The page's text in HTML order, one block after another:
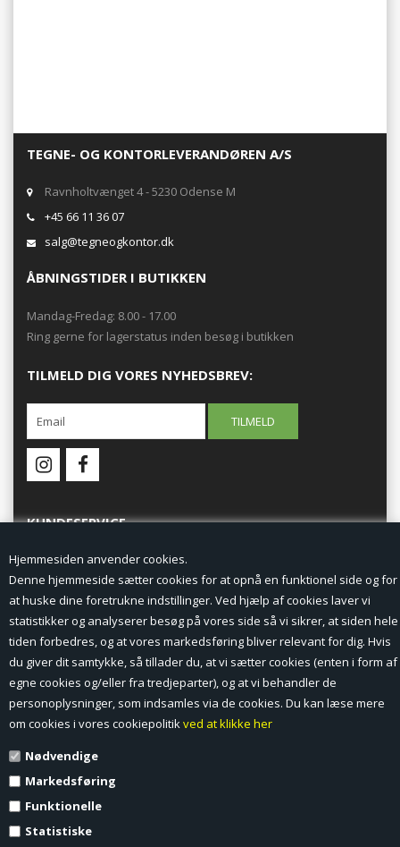
Hjemmesiden anvender cookies.
Denne hjemmeside sætter cookies for at opnå en funktionel side og for
at huske dine foretrukne indstillinger. Ved hjælp af cookies laver vi
statistikker og analyserer besøg på vores side så vi sikrer, at siden hele
tiden forbedres, og at vores markedsføring bliver relevant for dig. Hvis
du giver dit samtykke, så tillader du, at vi sætter cookies (enten i form af
egne cookies og/eller fra tredjeparter), og at vi behandler de
personoplysninger, som indsamles via de cookies. Du kan læse mere
om cookies i vores cookiepolitikved at klikke her
Nødvendige
Markedsføring
Funktionelle
Statistiske
TEGNE- OG KONTORLEVERANDØREN A/S
Ravnholtvænget 4 - 5230 Odense M
+45 66 11 36 07
salg@tegneogkontor.dk
ÅBNINGSTIDER I BUTIKKEN
Mandag-Fredag: 8.00 - 17.00
Ring gerne for lagerstatus inden besøg i butikken
TILMELD DIG VORES NYHEDSBREV:
KUNDESERVICE
Forside
Min Konto
Nyheder
Vilkår og betingelser
Profil
Erhverv log ind (B2B)
Kontakt